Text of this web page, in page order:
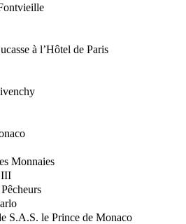
à l’Hôtel de Paris
Monnaies
III
S.A.S. le Prince de Monaco